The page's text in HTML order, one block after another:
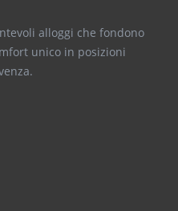
alloggi che fondono
unico in posizioni